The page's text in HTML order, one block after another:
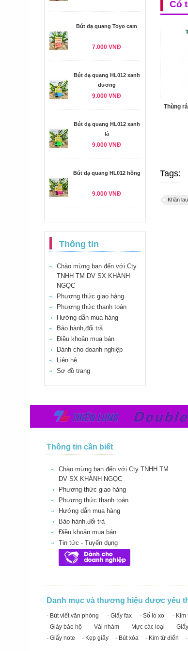
Bút dạ quang Toyo cam
7.000 VNĐ
Bút dạ quang HL012 xanh
dương
9.000 VNĐ
Bút dạ quang HL012 xanh
lá
9.000 VNĐ
Bút dạ quang HL012 hồng
9.000 VNĐ
Thông tin
Chào mừng bạn đến với Cty
TNHH TM DV SX KHÁNH
NGỌC
Phương thức giao hàng
Phương thức thanh toán
Hướng dẫn mua hàng
Bảo hành,đổi trả
Điều khoản mua bán
Dành cho doanh nghiệp
Liên hệ
Sơ đồ trang
Có
Thùng
Tags:
Khăn
Thông tin cần biết
Chào mừng bạn đến với Cty TNHH TM
DV SX KHÁNH NGỌC
Phương thức giao hàng
Phương thức thanh toán
Hướng dẫn mua hàng
Bảo hành,đổi trả
Điều khoản mua bán
Tin tức - Tuyển dụng
Danh mục và thương hiệu được yêu
- Bút viết văn phòng - Giấy fax - Sổ lò xo - Kim
- Giày bảo hộ
- Vải nhám - Mực các loại -
- Giấy note
- Kẹp giấy - Bút xóa - Kim từ điển